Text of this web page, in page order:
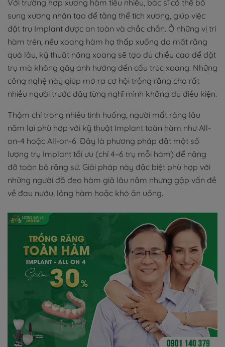
Với trường hợp xương hàm tiêu nhiều, bác sĩ có thể bổ
sung xương nhân tạo để tăng thể tích xương, giúp việc
đặt trụ Implant được an toàn và chắc chắn. Ở những vị trí
hàm trên, nếu xoang hàm hạ thấp xuống do mất răng
quá lâu, kỹ thuật nâng xoang sẽ tạo đủ chiều cao để đặt
trụ mà không gây ảnh hưởng đến cấu trúc xoang. Những
công nghệ này giúp mở ra cơ hội trồng răng cho rất
nhiều người trước đây từng nghĩ mình không đủ điều kiện.
Thậm chí trong nhiều tình huống, người mất răng lâu
năm lại phù hợp với kỹ thuật Implant toàn hàm như All-
on-4 hoặc All-on-6. Đây là phương pháp đặt một số
lượng trụ Implant tối ưu (chỉ 4–6 trụ mỗi hàm) để nâng
đỡ toàn bộ răng sứ. Giải pháp này đặc biệt phù hợp với
những người đã đeo hàm giả lâu năm nhưng gặp vấn đề
về đau nướu, lỏng hàm hoặc khó ăn uống.